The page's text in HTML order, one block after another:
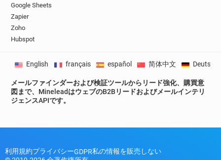
Google Sheets
Zapier
Zoho
Hubspot
メールファインダーおよび検証ツールからリード強化、購買意
図まで、MineleadはウェブのB2Bリードおよびメールインテリ
ジェンスAPIです。
English français español 简体中文 Deutsch
利用規約プライバシーGDPR私の情報を販売しない